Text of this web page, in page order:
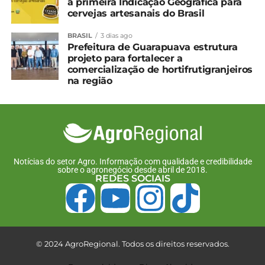
Facebook
rural a responsabilidade
pela limpeza do entorno
16 de junho, 2026
milionário no campo
27 de fevereiro, 2024
Produtor rural precisa
atualizar cadastro na
Copel para acessar
atendimento prioritário
14 de abril, 2026
cervejas artesanais do Brasil
BRASIL 3 dias ago
Prefeitura de Guarapuava estrutura
projeto para fortalecer a
comercialização de hortifrutigranjeiros
na região
Notícias do setor Agro. Informação com qualidade e credibilidade
sobre o agronegócio desde abril de 2018.
REDES SOCIAIS
© 2024 AgroRegional. Todos os direitos reservados.